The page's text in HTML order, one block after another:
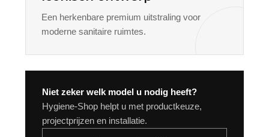
Een herkenbare premium uitstraling voor
moderne sanitaire ruimtes.
Niet zeker welk model u nodig heeft?
Hygiene-Shop helpt u met productkeuze,
projectprijzen en installatie.